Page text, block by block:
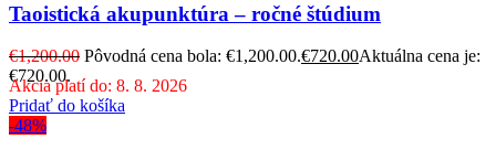
Taoistická akupunktúra – ročné štúdium
€1,200.00 Pôvodná cena bola: €1,200.00.€720.00Aktuálna cena je:
€720.00.
Akcia platí do: 8. 8. 2026
Pridať do košíka
-48%